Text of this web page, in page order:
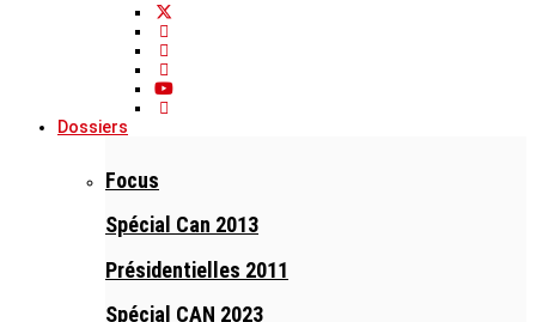
Dossiers
Focus
Spécial Can 2013
Présidentielles 2011
Spécial CAN 2023